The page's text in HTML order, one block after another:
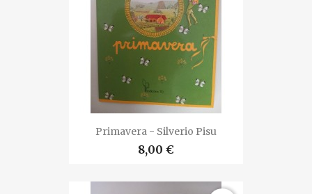
Primavera - Silverio Pisu
8,00 €